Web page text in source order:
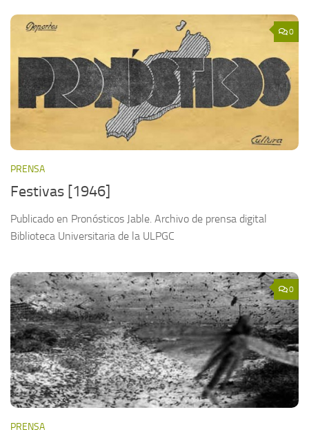
0
PRENSA
Festivas [1946]
Publicado en Pronósticos Jable. Archivo de prensa digital
Biblioteca Universitaria de la ULPGC
0
PRENSA